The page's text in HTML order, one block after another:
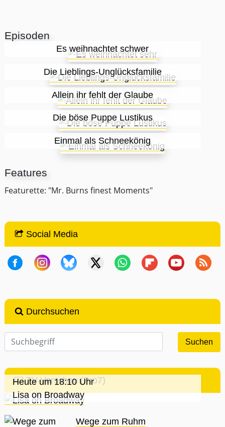
Episoden
Es weihnachtet schwer
Die Lieblings-Unglücksfamilie
Allein ihr fehlt der Glaube
Die böse Puppe Lustikus
Einmal als Schneekönig
Features
Featurette: "Mr. Burns finest Moments"
Social Media
Durchsuchen
TV-Vorschau (Pro7)
Heute um 18:10 Uhr
Lisa on Broadway
Wege zum Ruhm